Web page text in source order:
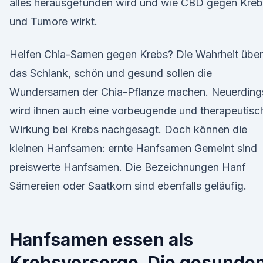
alles herausgefunden wird und wie CBD gegen
und Tumore wirkt.
Helfen Chia-Samen gegen Krebs? Die Wahrheit über
das Schlank, schön und gesund sollen die
Wundersamen der Chia-Pflanze machen.
wird ihnen auch eine vorbeugende und
Wirkung bei Krebs nachgesagt. Doch können die
kleinen Hanfsamen: ernte Hanfsamen Gemeint sind
preiswerte Hanfsamen. Die Bezeichnungen Hanf
Sämereien oder Saatkorn sind ebenfalls geläufig.
Hanfsamen essen als